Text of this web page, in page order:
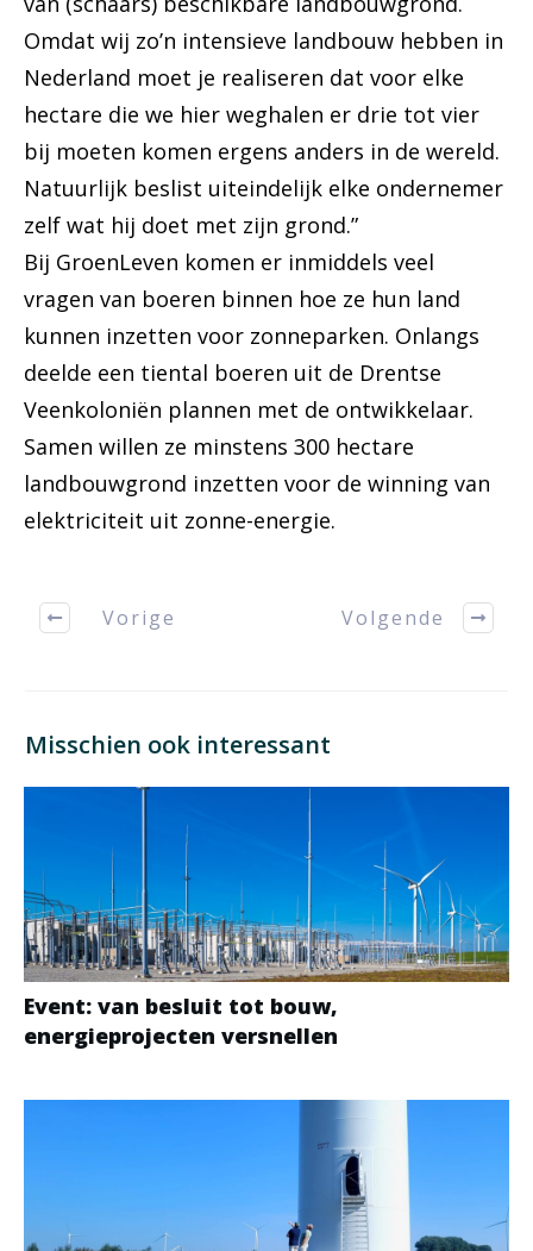
Omdat wij zo’n intensieve landbouw hebben in
Nederland moet je realiseren dat voor elke
hectare die we hier weghalen er drie tot vier
bij moeten komen ergens anders in de wereld.
Natuurlijk beslist uiteindelijk elke ondernemer
zelf wat hij doet met zijn grond.”
Bij GroenLeven komen er inmiddels veel
vragen van boeren binnen hoe ze hun land
kunnen inzetten voor zonneparken. Onlangs
deelde een tiental boeren uit de Drentse
Veenkoloniën plannen met de ontwikkelaar.
Samen willen ze minstens 300 hectare
landbouwgrond inzetten voor de winning van
elektriciteit uit zonne-energie.
Vorige Volgende
Misschien ook interessant
Event: van besluit tot bouw,
energieprojecten versnellen